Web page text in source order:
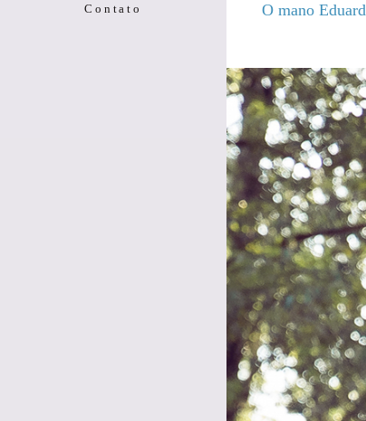
Contato
O mano